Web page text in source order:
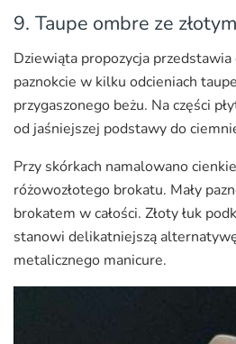
9. Taupe ombre ze
Dziewiąta propozycja
paznokcie w kilku odcieniach
przygaszonego beżu. Na części
od jaśniejszej podstawy do
Przy skórkach namalowano
różowozłotego brokatu. Mały
brokatem w całości. Złoty łuk
stanowi delikatniejszą
metalicznego manicure.